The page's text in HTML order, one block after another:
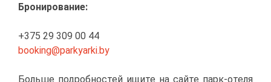
Бро­ни­ро­ва­ние:
+375 29 309 00 44
booking@​par​kyar​ki.​by
Боль­ше по­дроб­но­стей ищи­те на сай­те парк-оте­ля